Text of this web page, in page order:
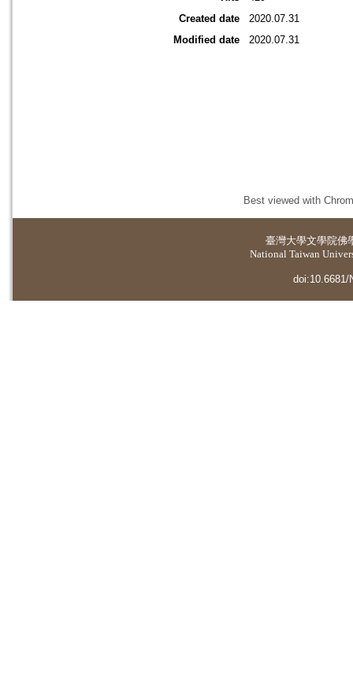
Created date
2020.07.31
Modified date
2020.07.31
Best viewed with
臺灣大學文學院佛
National Taiwan
doi:10.6681/